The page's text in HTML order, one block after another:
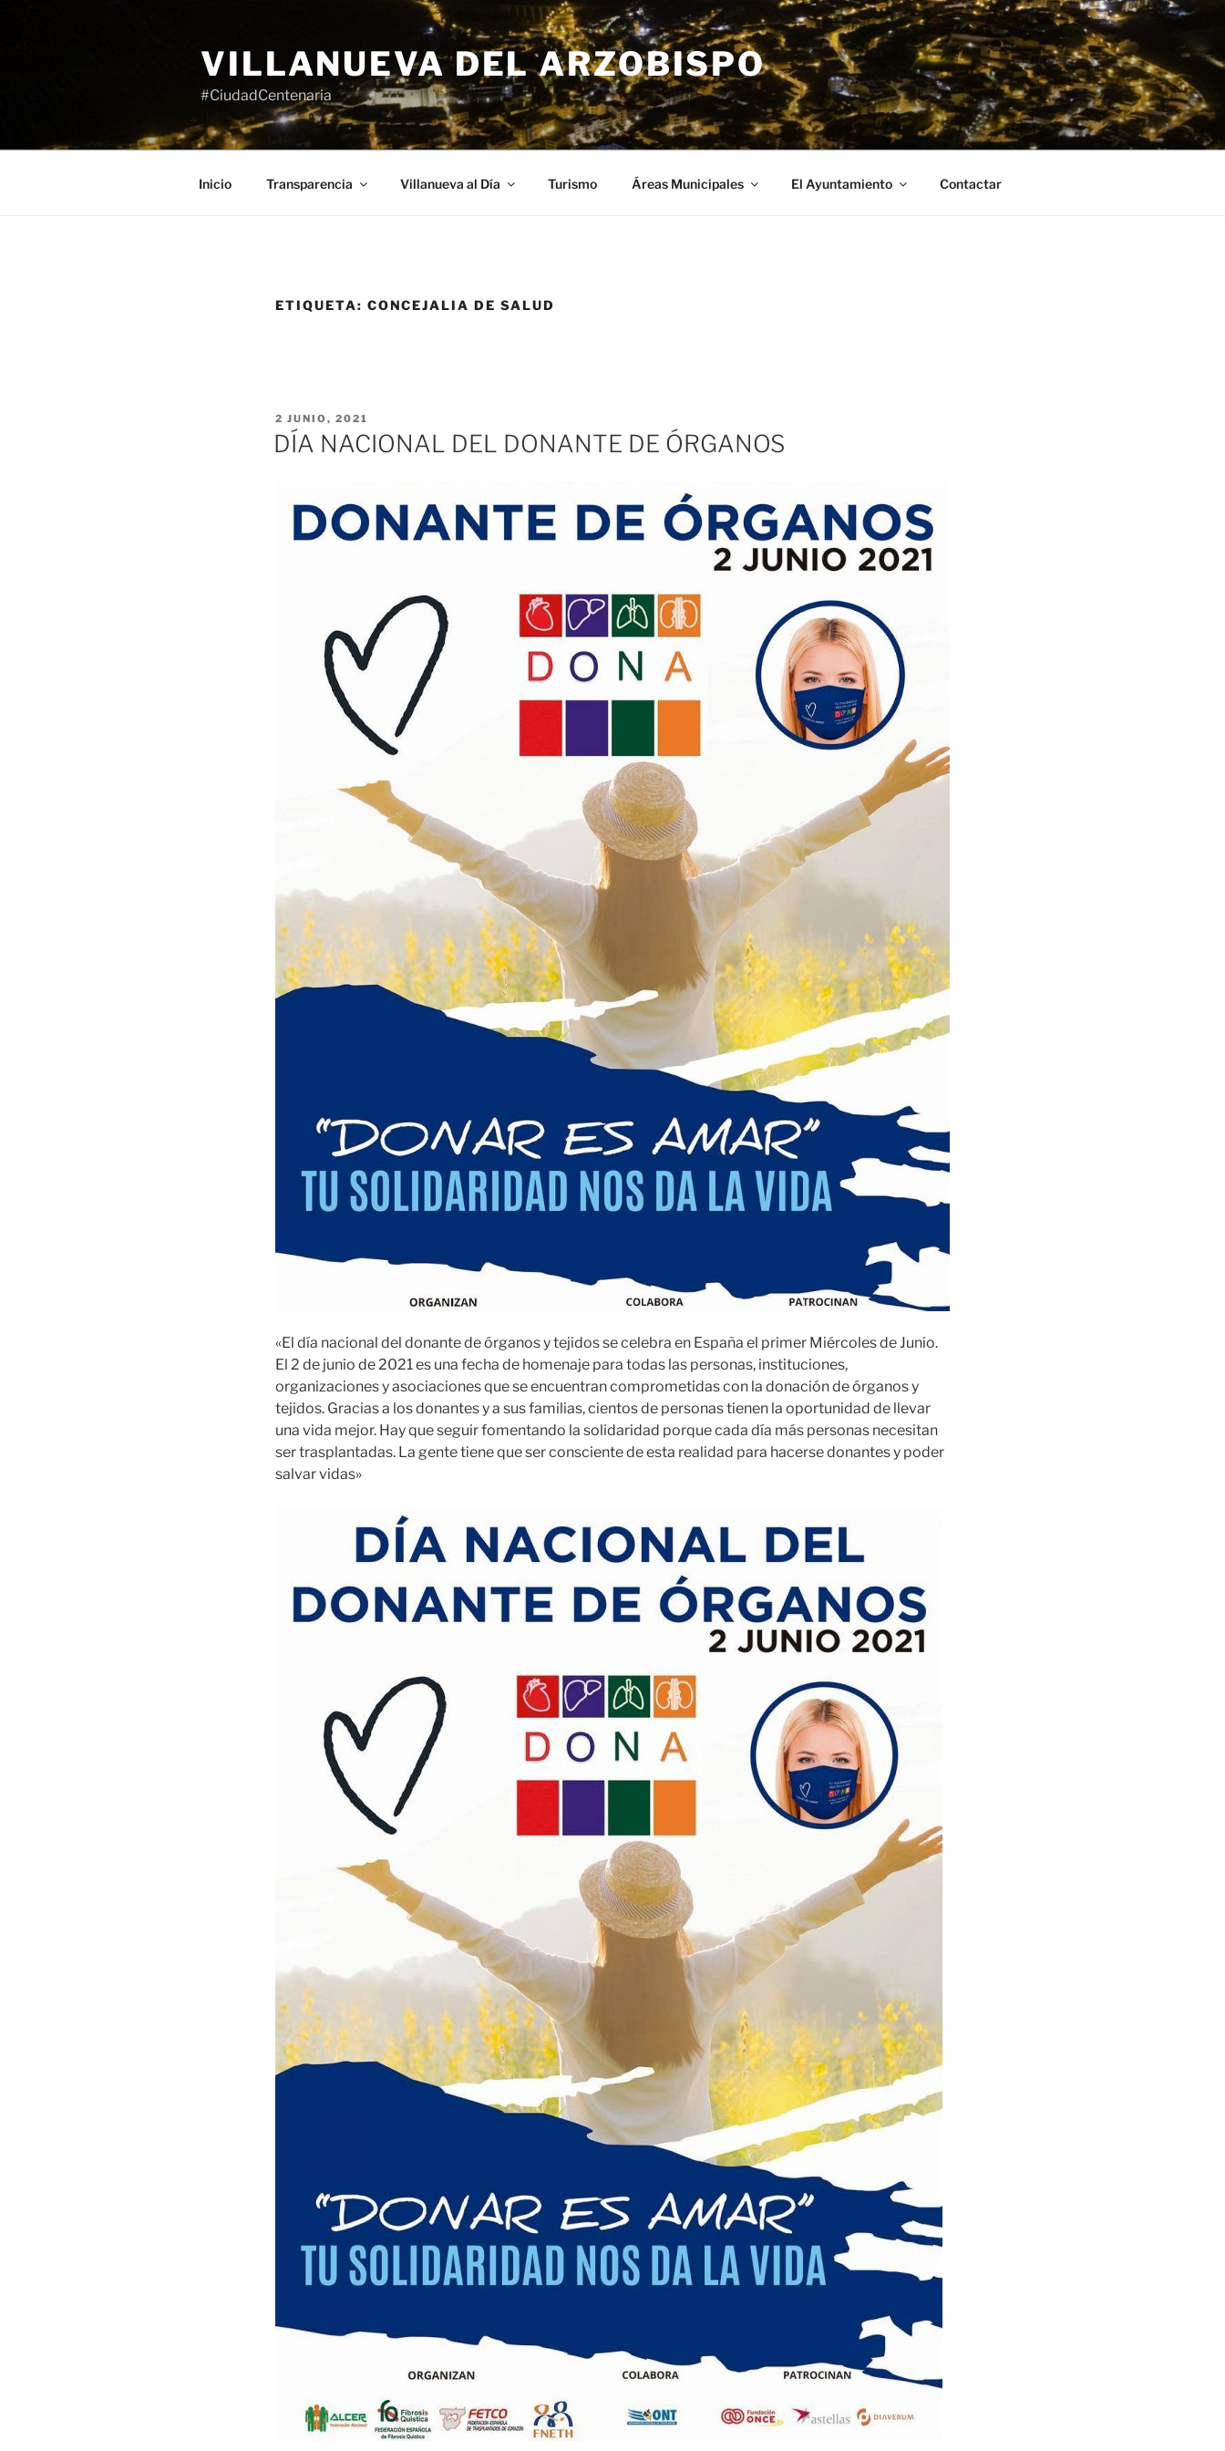
VILLANUEVA DEL ARZOBISPO
#CiudadCentenaria
Inicio Transparencia Villanueva al Día Turismo Áreas Municipales El Ayuntamiento Contactar
ETIQUETA: CONCEJALIA DE SALUD
PUBLICADO
EL
2 JUNIO, 2021
DÍA NACIONAL DEL DONANTE DE ÓRGANOS
«El día nacional del donante de órganos y tejidos se celebra en España el primer Miércoles de Junio.
El 2 de junio de 2021 es una fecha de homenaje para todas las personas, instituciones,
organizaciones y asociaciones que se encuentran comprometidas con la donación de órganos y
tejidos. Gracias a los donantes y a sus familias, cientos de personas tienen la oportunidad de llevar
una vida mejor. Hay que seguir fomentando la solidaridad porque cada día más personas necesitan
ser trasplantadas. La gente tiene que ser consciente de esta realidad para hacerse donantes y poder
salvar vidas»